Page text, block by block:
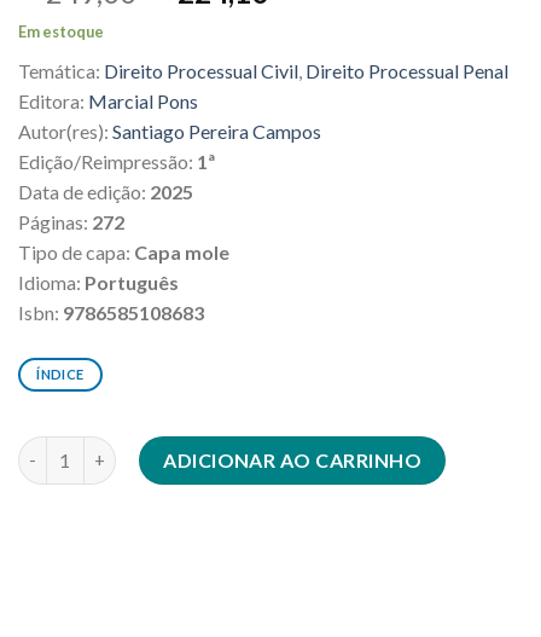
era:
R$249,00.
é:
Em estoque
Temática: Direito Processual Civil, Direito Processual Penal
Editora: Marcial Pons
Autor(res): Santiago Pereira Campos
Edição/Reimpressão: 1ª
Data de edição: 2025
Páginas: 272
Tipo de capa: Capa mole
Idioma: Português
Isbn: 9786585108683
ÍNDICE
Independência judicial em perigo quantidade
ADICIONAR AO CARRINHO